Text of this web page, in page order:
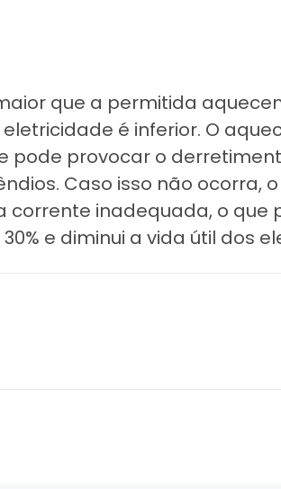
que a permitida
é inferior. O
pode provocar o
Caso isso não ocorra,
corrente inadequada, o que
e diminui a vida útil dos